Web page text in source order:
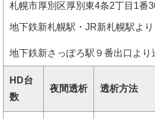
札幌市厚別区厚別東4条2丁目1番
地下鉄新札幌駅・JR新札幌駅よ
地下鉄新さっぽろ駅９番出口より
HD台
数
夜間透析 透析方法